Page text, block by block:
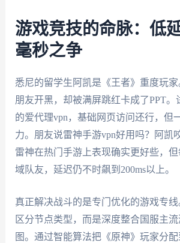
游戏竞技的命脉：低
毫秒之争
悉尼的留学生阿凯是《王者》重度玩
朋友开黑，却被满屏跳红卡成了PPT。
的爱代理vpn，基础网页访问还行，但
力。朋友说雷神手游vpn好用吗？阿凯
雷神在热门手游上表现确实更好些，
域队友，延迟仍不时飙到200ms以上。
真正解决战斗的是专门优化的游戏专
区分节点类型，而是深度整合国服主
图。通过智能算法把《原神》玩家分